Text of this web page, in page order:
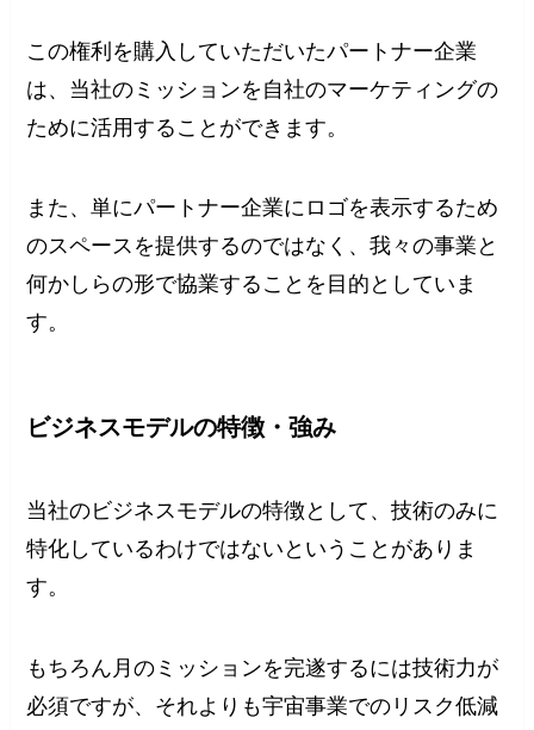
この権利を購入していただいたパートナー企業
は、当社のミッションを自社のマーケティングの
ために活用することができます。
また、単にパートナー企業にロゴを表示するため
のスペースを提供するのではなく、我々の事業と
何かしらの形で協業することを目的としていま
す。
ビジネスモデルの特徴・強み
当社のビジネスモデルの特徴として、技術のみに
特化しているわけではないということがありま
す。
もちろん月のミッションを完遂するには技術力が
必須ですが、それよりも宇宙事業でのリスク低減